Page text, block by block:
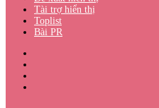
Tài trợ hiển thị
Toplist
Bài PR